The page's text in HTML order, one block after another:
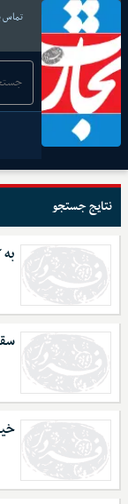
تماس
نتایج جستجو